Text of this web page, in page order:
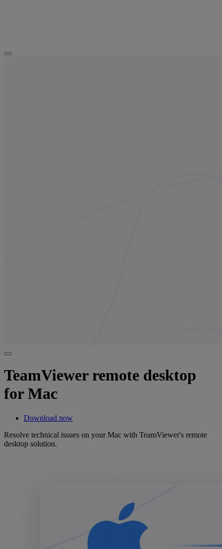
TeamViewer remote desktop
for Mac
Download now
Resolve technical issues on your Mac with TeamViewer's remote
desktop solution.